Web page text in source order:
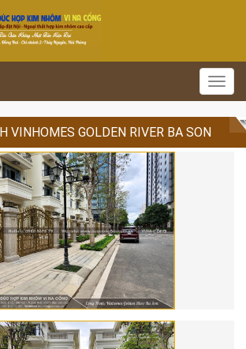
VINHOMES GOLDEN RIVER BA SON